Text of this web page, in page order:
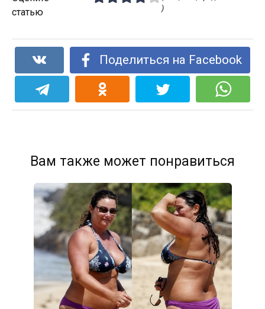
статью
)
Поделиться на Facebook
Вам также может понравиться